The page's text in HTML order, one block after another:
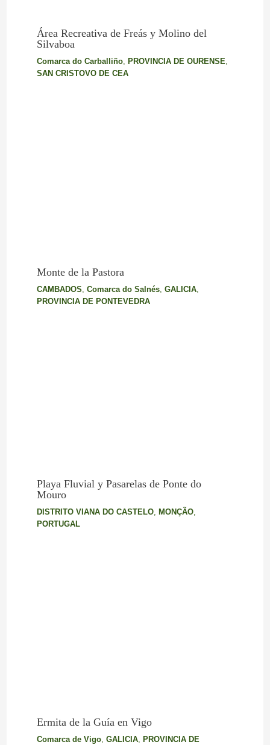
Área Recreativa de Freás y Molino del
Silvaboa
Comarca do Carballiño, PROVINCIA DE OURENSE,
SAN CRISTOVO DE CEA
Monte de la Pastora
CAMBADOS Comarca do Salnés, GALICIA,
PROVINCIA DE PONTEVEDRA
Playa Fluvial y Pasarelas de Ponte do
Mouro
DISTRITO VIANA DO CASTELO, MONÇÃO,
PORTUGAL
Ermita de la Guía en Vigo
Comarca de Vigo, GALICIA, PROVINCIA DE